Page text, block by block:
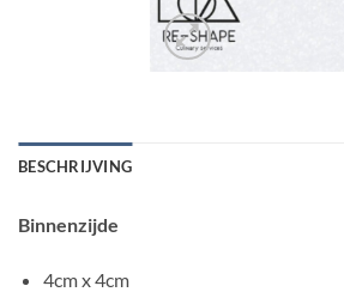
BESCHRIJVING
Binnenzijde
4cm x 4cm